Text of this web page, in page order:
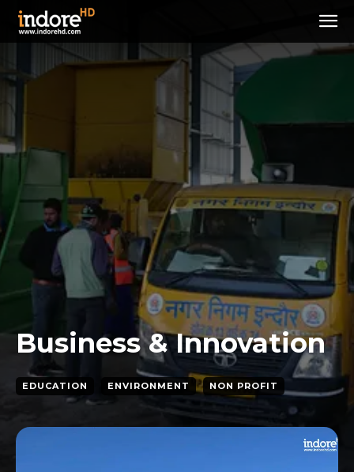
Business & Innovation
EDUCATION ENVIRONMENT NON PROFIT